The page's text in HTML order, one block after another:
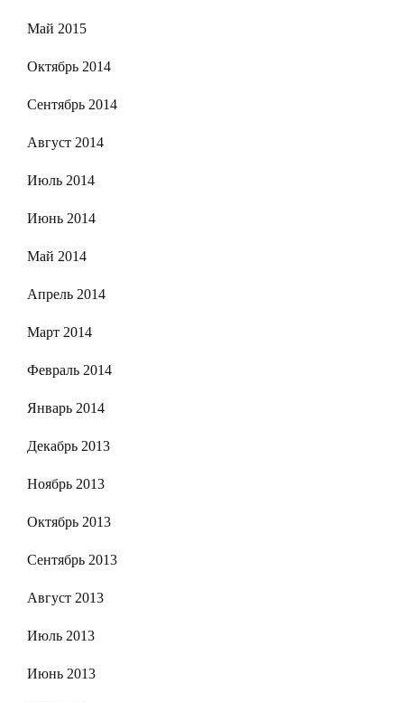
Май 2015
Октябрь 2014
Сентябрь 2014
Август 2014
Июль 2014
Июнь 2014
Май 2014
Апрель 2014
Март 2014
Февраль 2014
Январь 2014
Декабрь 2013
Ноябрь 2013
Октябрь 2013
Сентябрь 2013
Август 2013
Июль 2013
Июнь 2013